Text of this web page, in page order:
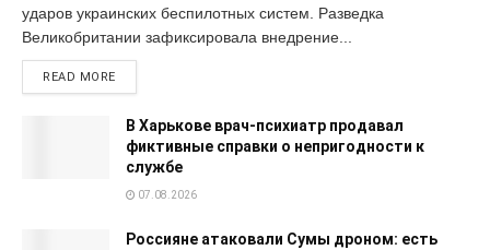
ударов украинских беспилотных систем. Разведка
Великобритании зафиксировала внедрение...
READ MORE
В Харькове врач-психиатр продавал
фиктивные справки о непригодности к
службе
07.08.2026
Россияне атаковали Сумы дроном: есть